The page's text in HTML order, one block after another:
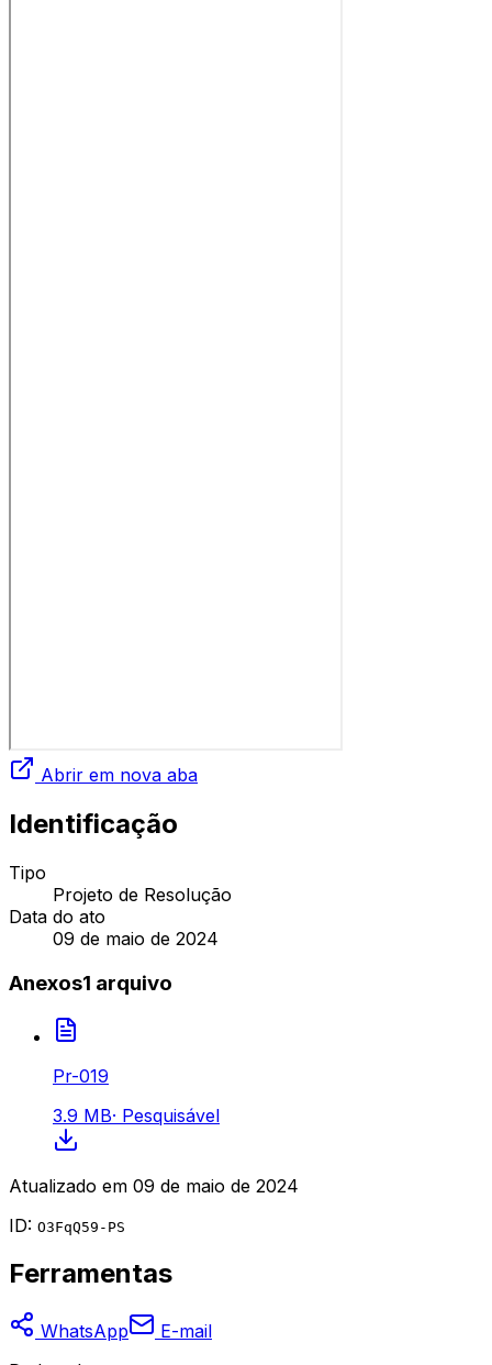
Abrir em nova aba
Identificação
Tipo
Projeto de Resolução
Data do ato
09 de maio de 2024
Anexos1 arquivo
Pr-019
3.9 MB· Pesquisável
Atualizado em 09 de maio de 2024
ID: O3FqQ59-PS
Ferramentas
WhatsApp
E-mail